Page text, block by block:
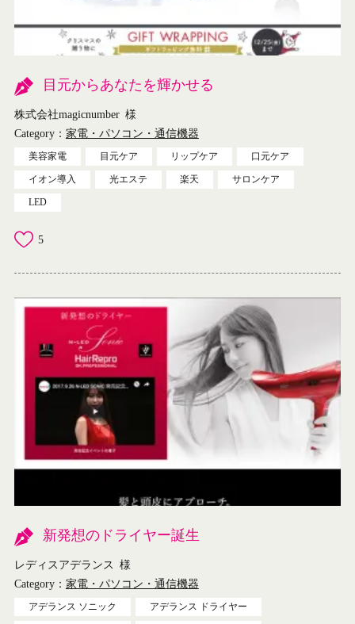
目元からあなたを輝かせる
株式会社magicnumber 様
Category： 家電・パソコン・通信機器
美容家電 目元ケア リップケア 口元ケア
イオン導入 光エステ 楽天 サロンケア
LED
5
新発想のドライヤー誕生
レディスアデランス 様
Category： 家電・パソコン・通信機器
アデランス ソニック アデランス ドライヤー